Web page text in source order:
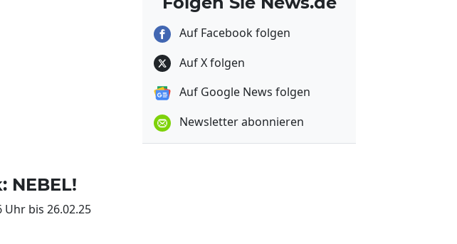
Uhr bis 26.02.25
Auf Facebook folgen
Auf X folgen
Auf Google News folgen
Newsletter abonnieren